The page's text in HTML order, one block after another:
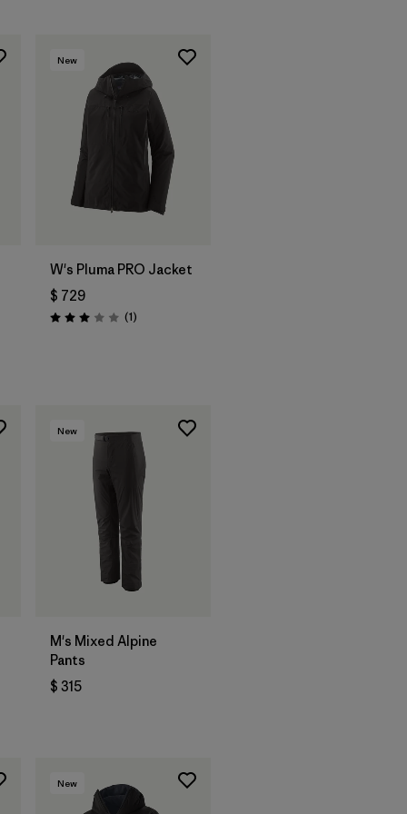
New
W's Pluma PRO Jacket
$ 729
Valoración: 3.0 / 5
(1Comentarios
)
New
M's Mixed Alpine
Pants
$ 315
New